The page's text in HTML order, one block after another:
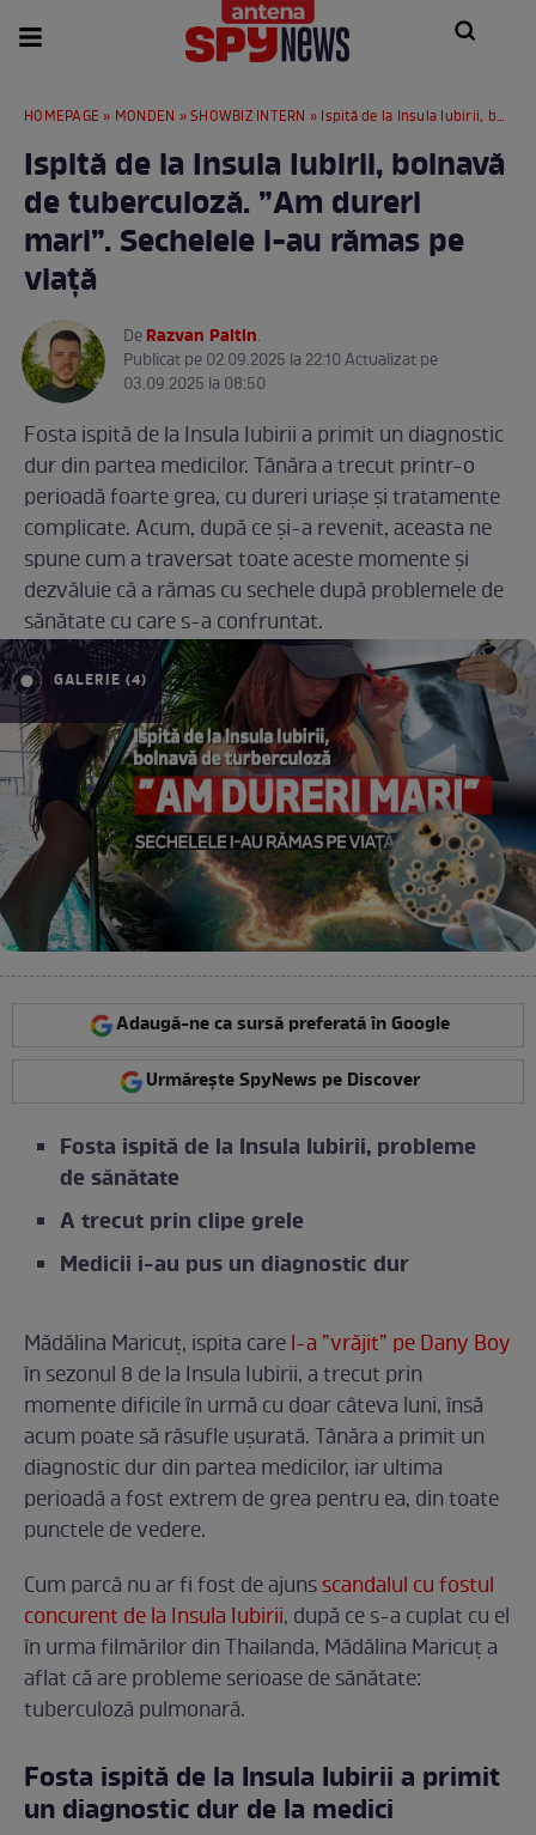
HOMEPAGE » MONDEN »SHOWBIZ INTERN » Ispită de la Insula Iubirii, bolnavă de tuberculoză. ”Am dureri mari”. Sechelele i-au rămas pe viaţă
Ispită de la Insula Iubirii, bolnavă
de tuberculoză. ”Am dureri
mari”. Sechelele i-au rămas pe
viaţă
DeRazvan Paltin.
Publicat pe 02.09.2025 la 22:10 Actualizat pe
03.09.2025 la 08:50
Fosta ispită de la Insula Iubirii a primit un diagnostic
dur din partea medicilor. Tânăra a trecut printr-o
perioadă foarte grea, cu dureri uriașe și tratamente
complicate. Acum, după ce și-a revenit, aceasta ne
spune cum a traversat toate aceste momente și
dezvăluie că a rămas cu sechele după problemele de
sănătate cu care s-a confruntat.
GALERIE (4)
Adaugă-ne ca sursă preferată în Google
Urmărește SpyNews pe Discover
Fosta ispită de la Insula Iubirii, probleme
de sănătate
A trecut prin clipe grele
Medicii i-au pus un diagnostic dur
Mădălina Maricuț, ispita carel-a ”vrăjit” pe Dany Boy
în sezonul 8 de la Insula Iubirii, a trecut prin
momente dificile în urmă cu doar câteva luni, însă
acum poate să răsufle ușurată. Tânăra a primit un
diagnostic dur din partea medicilor, iar ultima
perioadă a fost extrem de grea pentru ea, din toate
punctele de vedere.
Cum parcă nu ar fi fost de ajunsscandalul cu fostul
concurent de la Insula Iubirii, după ce s-a cuplat cu el
în urma filmărilor din Thailanda, Mădălina Maricuț a
aflat că are probleme serioase de sănătate:
tuberculoză pulmonară.
Fosta ispită de la Insula Iubirii a primit
un diagnostic dur de la medici